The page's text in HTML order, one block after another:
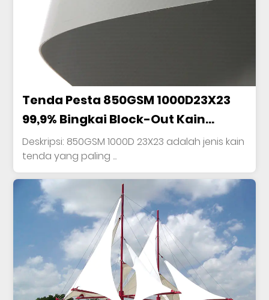
Tenda Pesta 850GSM 1000D23X23
99,9% Bingkai Block-Out Kain
Poliester Dilapisi PVC Tahan
Deskripsi: 850GSM 1000D 23X23 adalah jenis kain
tenda yang paling ...